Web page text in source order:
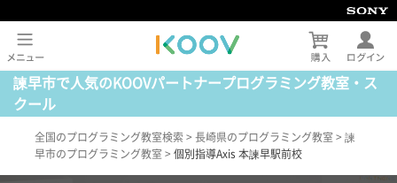
諫早市で人気のKOOVパートナープログラミング教室・ス
クール
全国のプログラミング教室検索 > 長崎県のプログラミング教室 > 諫
早市のプログラミング教室 > 個別指導Axis 本諫早駅前校